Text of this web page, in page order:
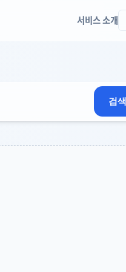
서비스 소개
검색